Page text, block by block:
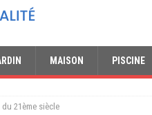
MAISON PISCINE
21ème siècle